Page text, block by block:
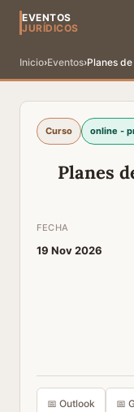
EVENTOS
JURÍDICOS
Inicio›Eventos›Planes
Curso online -
Planes
FECHA
19 Nov 2026
📅 Outlook 📅